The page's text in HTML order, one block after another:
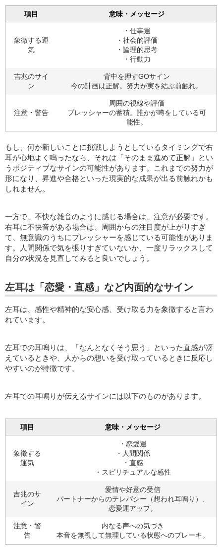
項目 意味・メッセージ
象徴する運
気
・仕事運
・社会的評価
・論理的思考
・行動力
吉兆のサイ
ン
背中を押すGOサイン
今の計画は正解。努力が実を結ぶ前触れ。
注意・警告
周囲の視線や評価
プレッシャーの蓄積。誰かが噂をしている可
能性。
もし、何か新しいことに挑戦しようとしているタイミングで右
耳が心地よく鳴ったなら、それは「そのまま進めて正解」とい
うポジティブなサインの可能性があります。これまでの努力が
形になり、昇進や合格といった現実的な成果が出る前触れかも
しれません。
一方で、不快な雑音のように感じる場合は、注意が必要です。
右耳に不快音がある場合は、周囲からの注目度が上がりすぎ
て、無意識のうちにプレッシャーを感じている可能性がありま
す。人間関係で気を張りすぎていないか、一度リラックスして
自分の状況を見直してみると良いでしょう。
左耳は「恋愛・直感」など内面的なサイン
左耳は、感性や精神的な安心感、受け取る力を象徴すると言わ
れています。
左耳での耳鳴りは、「なんとなくそう思う」といった直感が冴
えているときや、人からの想いを受け取っているときに反応し
やすいのが特徴です。
左耳での耳鳴りが伝えるサインには以下のものがあります。
項目 意味・メッセージ
象徴する
運気
・恋愛運
・人間関係
・直感
・スピリチュアルな感性
吉兆のサ
イン
愛情や好意の受信
パートナーからのテレパシー（想われ耳鳴り）、
恋愛運アップ。
注意・警
告
内なる声への気づき
本音を無視して無理している状態へのブレーキ。